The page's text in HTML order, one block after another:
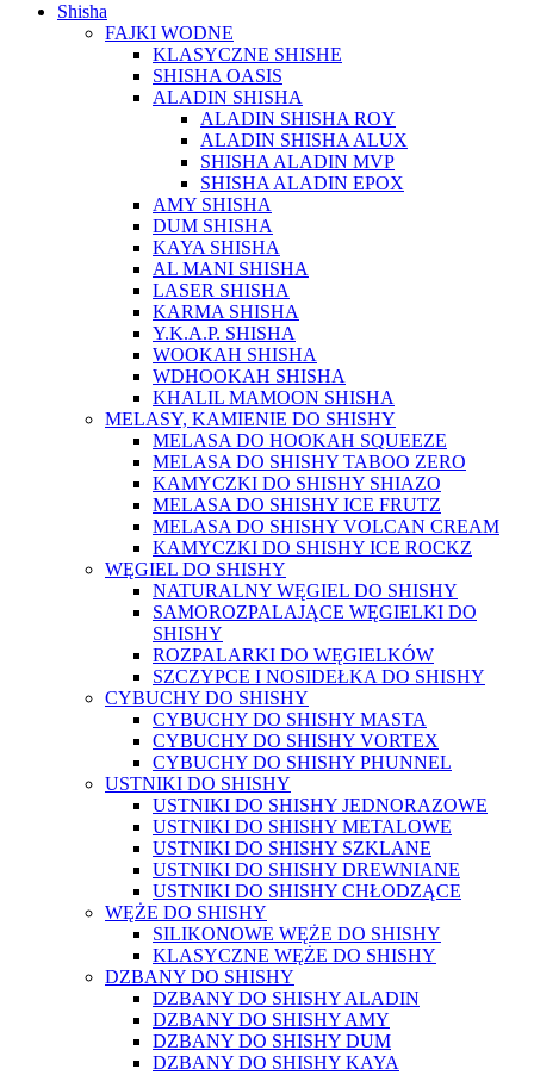
Shisha
FAJKI WODNE
KLASYCZNE SHISHE
SHISHA OASIS
ALADIN SHISHA
ALADIN SHISHA ROY
ALADIN SHISHA ALUX
SHISHA ALADIN MVP
SHISHA ALADIN EPOX
AMY SHISHA
DUM SHISHA
KAYA SHISHA
AL MANI SHISHA
LASER SHISHA
KARMA SHISHA
Y.K.A.P. SHISHA
WOOKAH SHISHA
WDHOOKAH SHISHA
KHALIL MAMOON SHISHA
MELASY, KAMIENIE DO SHISHY
MELASA DO HOOKAH SQUEEZE
MELASA DO SHISHY TABOO ZERO
KAMYCZKI DO SHISHY SHIAZO
MELASA DO SHISHY ICE FRUTZ
MELASA DO SHISHY VOLCAN CREAM
KAMYCZKI DO SHISHY ICE ROCKZ
WĘGIEL DO SHISHY
NATURALNY WĘGIEL DO SHISHY
SAMOROZPALAJĄCE WĘGIELKI DO
SHISHY
ROZPALARKI DO WĘGIELKÓW
SZCZYPCE I NOSIDEŁKA DO SHISHY
CYBUCHY DO SHISHY
CYBUCHY DO SHISHY MASTA
CYBUCHY DO SHISHY VORTEX
CYBUCHY DO SHISHY PHUNNEL
USTNIKI DO SHISHY
USTNIKI DO SHISHY JEDNORAZOWE
USTNIKI DO SHISHY METALOWE
USTNIKI DO SHISHY SZKLANE
USTNIKI DO SHISHY DREWNIANE
USTNIKI DO SHISHY CHŁODZĄCE
WĘŻE DO SHISHY
SILIKONOWE WĘŻE DO SHISHY
KLASYCZNE WĘŻE DO SHISHY
DZBANY DO SHISHY
DZBANY DO SHISHY ALADIN
DZBANY DO SHISHY AMY
DZBANY DO SHISHY DUM
DZBANY DO SHISHY KAYA